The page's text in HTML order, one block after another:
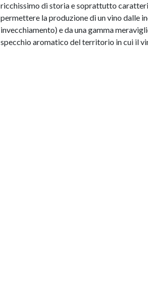
ricchissimo di storia e soprattutto
permettere la produzione di un vino dalle
invecchiamento) e da una gamma
specchio aromatico del territorio in cui il